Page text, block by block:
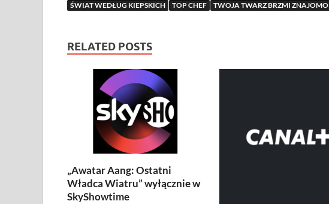
ŚWIAT WEDŁUG KIEPSKICH
TOP CHEF TWOJA TWARZ BRZMI ZNAJOMO
RELATED POSTS
„Awatar Aang: Ostatni
Władca Wiatru” wyłącznie w
SkyShowtime